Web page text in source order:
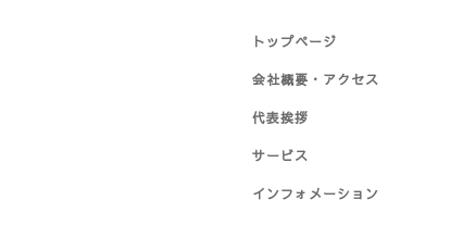
トップページ
会社概要・アクセス
代表挨拶
サービス
インフォメーション